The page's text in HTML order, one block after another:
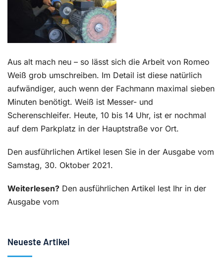
Aus alt mach neu – so lässt sich die Arbeit von Romeo
Weiß grob umschreiben. Im Detail ist diese natürlich
aufwändiger, auch wenn der Fachmann maximal sieben
Minuten benötigt. Weiß ist Messer- und
Scherenschleifer. Heute, 10 bis 14 Uhr, ist er nochmal
auf dem Parkplatz in der Hauptstraße vor Ort.
Den ausführlichen Artikel lesen Sie in der Ausgabe vom
Samstag, 30. Oktober 2021.
Weiterlesen? Den ausführlichen Artikel lest Ihr in der
Ausgabe vom
Neueste Artikel